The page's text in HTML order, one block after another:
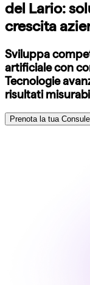
del Lario:
crescita
Sviluppa
artificiale con
Tecnologie
risultati
Prenota la tua